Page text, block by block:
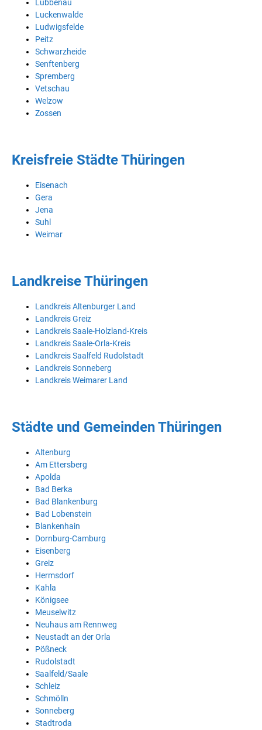
Lübbenau
Luckenwalde
Ludwigsfelde
Peitz
Schwarzheide
Senftenberg
Spremberg
Vetschau
Welzow
Zossen
Kreisfreie Städte Thüringen
Eisenach
Gera
Jena
Suhl
Weimar
Landkreise Thüringen
Landkreis Altenburger Land
Landkreis Greiz
Landkreis Saale-Holzland-Kreis
Landkreis Saale-Orla-Kreis
Landkreis Saalfeld Rudolstadt
Landkreis Sonneberg
Landkreis Weimarer Land
Städte und Gemeinden Thüringen
Altenburg
Am Ettersberg
Apolda
Bad Berka
Bad Blankenburg
Bad Lobenstein
Blankenhain
Dornburg-Camburg
Eisenberg
Greiz
Hermsdorf
Kahla
Königsee
Meuselwitz
Neuhaus am Rennweg
Neustadt an der Orla
Pößneck
Rudolstadt
Saalfeld/Saale
Schleiz
Schmölln
Sonneberg
Stadtroda